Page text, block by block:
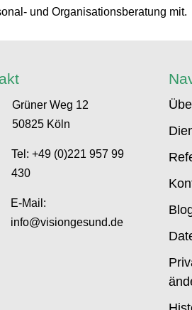
und Organisationsberatung mit.
Grüner Weg 12
50825 Köln
Tel: +49 (0)221 957 99
430
E-Mail:
info@visiongesund.de